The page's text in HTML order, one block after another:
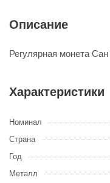
Описание
Регулярная монета
Характеристики
Номинал
Страна
Год
Металл